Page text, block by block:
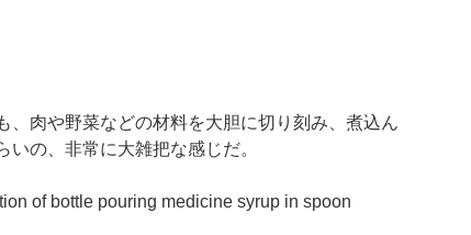
、肉や野菜などの材料を大胆に切り刻み、煮込ん
いの、非常に大雑把な感じだ。